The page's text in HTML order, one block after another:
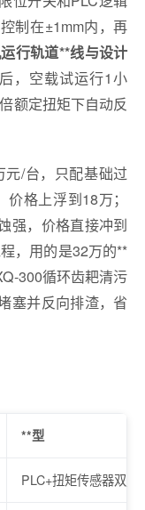
制在±1mm内，再
行轨道**线与设计
，空载试运行1小
额定扭矩下自动反
/台，只配基础过
格上浮到18万；
强，价格直接冲到
，用的是32万的**
300循环齿耙清污
塞并反向排渣，省
**型
PLC+扭矩传感器双冗